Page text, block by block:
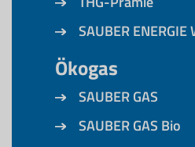
SAUBER
Ökogas
SAUBER GAS
SAUBER GAS Bio